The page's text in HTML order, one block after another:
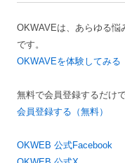
ン
OKWAVEは、あらゆる悩
です。
OKWAVEを体験してみる
無料で会員登録するだけ
会員登録する（無料）
OKWEB 公式Facebook